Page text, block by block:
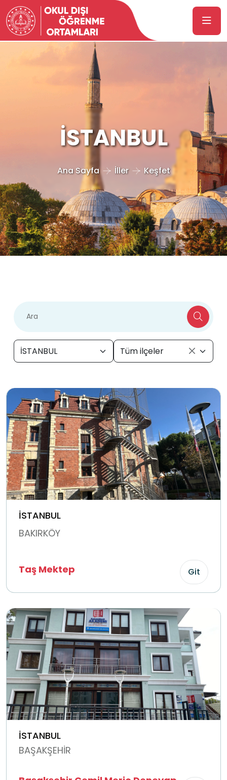
İSTANBUL
Ana Sayfa İller Keşfet
İSTANBUL Tüm ilçeler
İSTANBUL
BAKIRKÖY
Taş Mektep Git
İSTANBUL
BAŞAKŞEHİR